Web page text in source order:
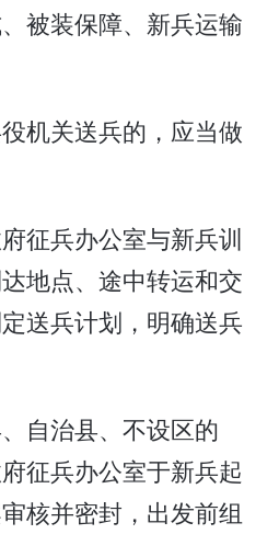
被装保障、新兵运输
机关送兵的，应当做
征兵办公室与新兵训
地点、途中转运和交
送兵计划，明确送兵
自治县、不设区的
征兵办公室于新兵起
核并密封，出发前组